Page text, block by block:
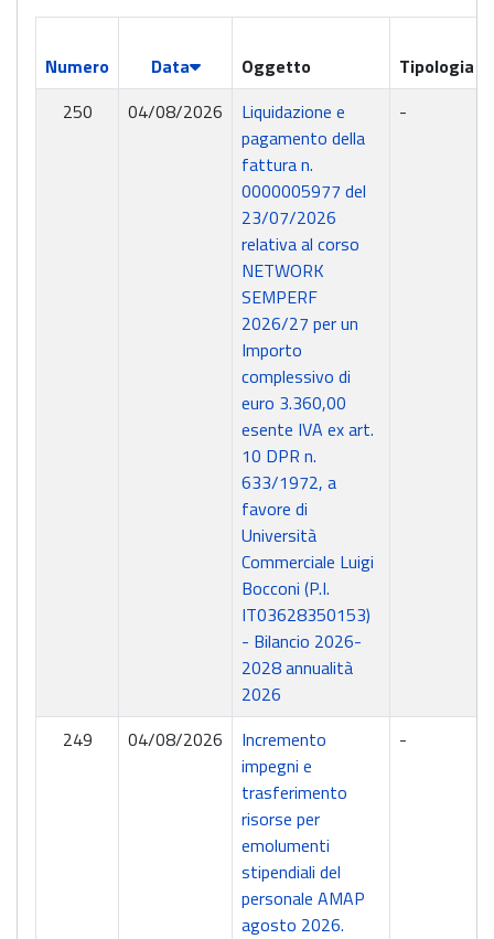
Numero Data Oggetto Tipologia
250
04/08/2026
Liquidazione e
pagamento della
fattura n.
0000005977 del
23/07/2026
relativa al corso
NETWORK
SEMPERF
2026/27 per un
Importo
complessivo di
euro 3.360,00
esente IVA ex art.
10 DPR n.
633/1972, a
favore di
Università
Commerciale Luigi
Bocconi (P.I.
IT03628350153)
- Bilancio 2026-
2028 annualità
2026
-
249 04/08/2026
Incremento
impegni e
trasferimento
risorse per
emolumenti
stipendiali del
personale AMAP
agosto 2026.
-